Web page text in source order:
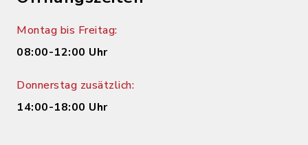
Montag bis Freitag:
08:00-12:00 Uhr
Donnerstag zusätzlich:
14:00-18:00 Uhr